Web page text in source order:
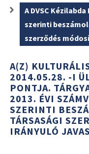
A DVSC
szerinti
szerződés
A(Z)
2014.05.28. -I
PONTJA.
2013. ÉVI
SZERINTI
TÁRSASÁGI
IRÁNYULÓ